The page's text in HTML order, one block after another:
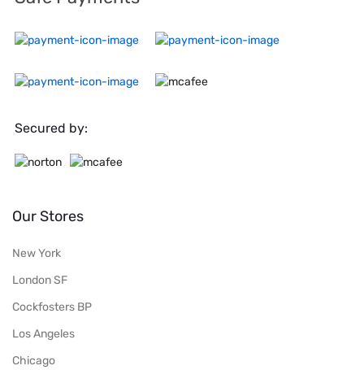
Secured by:
Our Stores
New York
London SF
Cockfosters BP
Los Angeles
Chicago